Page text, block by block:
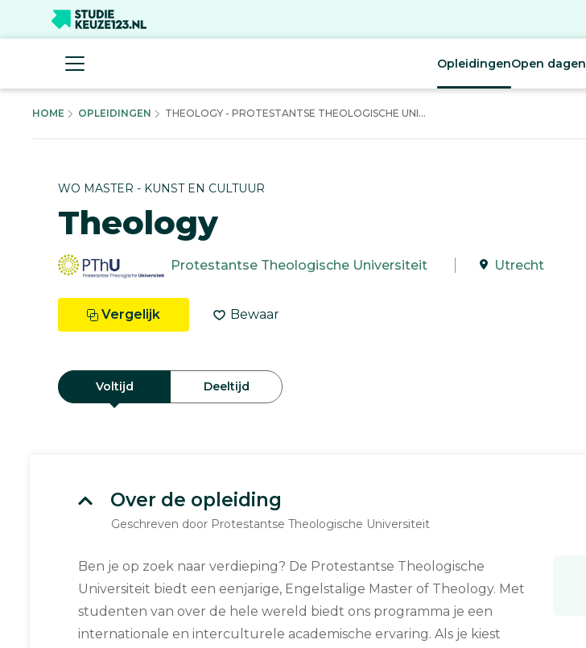
OpleidingenOpen dagen
HOME OPLEIDINGEN THEOLOGY - PROTESTANTSE THEOLOGISCHE UNI...
WO MASTER - KUNST EN CULTUUR
Theology
Protestantse Theologische Universiteit Utrecht
Vergelijk Bewaar
Voltijd Deeltijd
Over de opleiding
Geschreven door Protestantse Theologische Universiteit
Ben je op zoek naar verdieping? De Protestantse Theologische
Universiteit biedt een eenjarige, Engelstalige Master of Theology. Met
studenten van over de hele wereld biedt ons programma je een
internationale en interculturele academische ervaring. Als je kiest